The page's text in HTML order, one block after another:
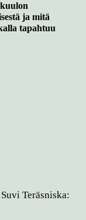
ja mitä
tapahtuu
Teräsniska: